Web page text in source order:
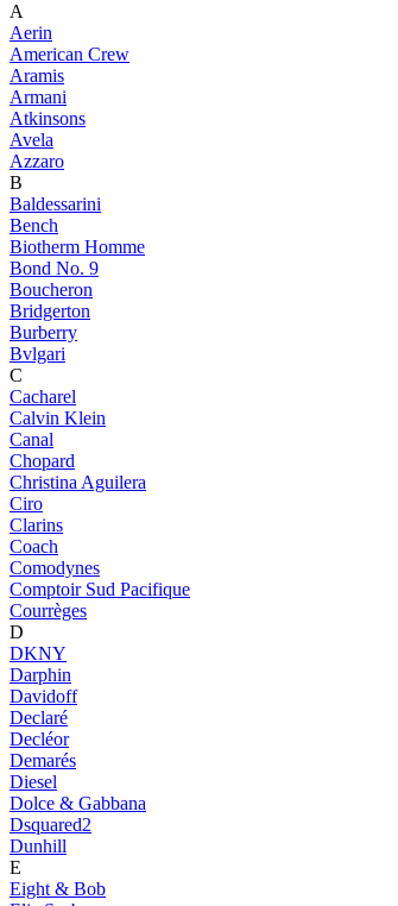
A
Aerin
American Crew
Aramis
Armani
Atkinsons
Avela
Azzaro
B
Baldessarini
Bench
Biotherm Homme
Bond No. 9
Boucheron
Bridgerton
Burberry
Bvlgari
C
Cacharel
Calvin Klein
Canal
Chopard
Christina Aguilera
Ciro
Clarins
Coach
Comodynes
Comptoir Sud Pacifique
Courrèges
D
DKNY
Darphin
Davidoff
Declaré
Decléor
Demarés
Diesel
Dolce & Gabbana
Dsquared2
Dunhill
E
Eight & Bob